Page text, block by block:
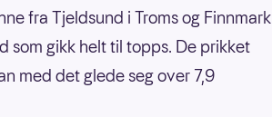
fra Tjeldsund i Troms og Finnmark
som gikk helt til topps. De prikket
med det glede seg over 7,9